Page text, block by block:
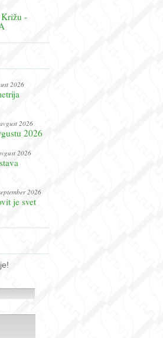
-
2026
2026
2026
2026
2026
je svet